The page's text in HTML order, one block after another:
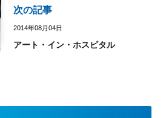
次の記事
2014年08月04日
アート・イン・ホスピタル